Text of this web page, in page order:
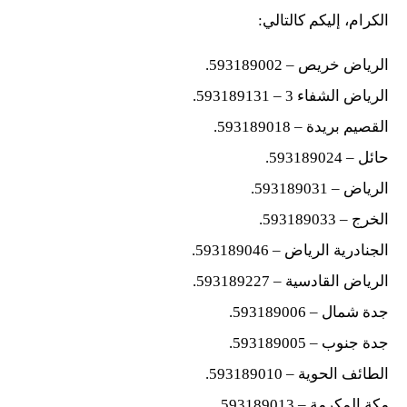
الكرام، إليكم كالتالي:
الرياض خريص – 593189002.
الرياض الشفاء 3 – 593189131.
القصيم بريدة – 593189018.
حائل – 593189024.
الرياض – 593189031.
الخرج – 593189033.
الجنادرية الرياض – 593189046.
الرياض القادسية – 593189227.
جدة شمال – 593189006.
جدة جنوب – 593189005.
الطائف الحوية – 593189010.